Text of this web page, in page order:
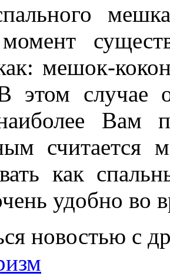
мешок-
этом случае
Вам
считается
как
удобно во
новостью с